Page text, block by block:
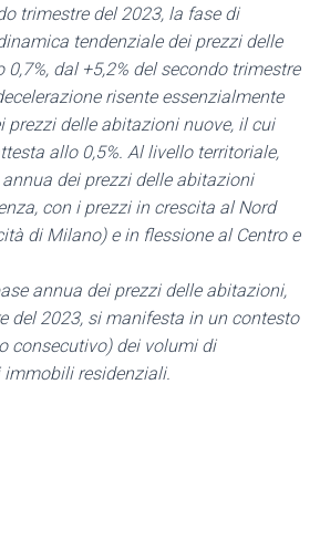
trimestre del 2023, la fase di
tendenziale dei prezzi delle
dal +5,2% del secondo trimestre
risente essenzialmente
prezzi delle abitazioni nuove, il cui
allo 0,5%. Al livello territoriale,
annua dei prezzi delle abitazioni
con i prezzi in crescita al Nord
di Milano) e in flessione al Centro e
annua dei prezzi delle abitazioni,
del 2023, si manifesta in un contesto
consecutivo) dei volumi di
residenziali.